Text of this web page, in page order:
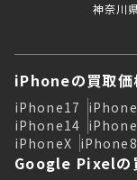
神奈川
iPhoneの買取価
iPhone17
iPhone14
iPhoneX iPhone8
Google Pixelの